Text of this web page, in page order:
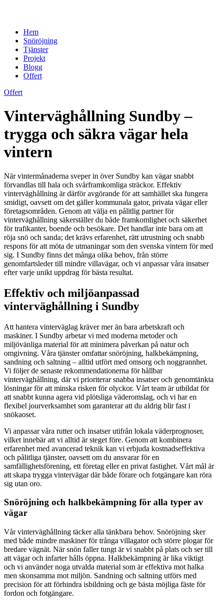
Hem
Snöröjning
Tjänster
Projekt
Blogg
Offert
Offert
Vinterväghållning Sundby –
trygga och säkra vägar hela
vintern
När vintermånaderna sveper in över Sundby kan vägar snabbt
förvandlas till hala och svårframkomliga sträckor. Effektiv
vinterväghållning är därför avgörande för att samhället ska fungera
smidigt, oavsett om det gäller kommunala gator, privata vägar eller
företagsområden. Genom att välja en pålitlig partner för
vinterväghållning säkerställer du både framkomlighet och säkerhet
för trafikanter, boende och besökare. Det handlar inte bara om att
röja snö och sanda; det krävs erfarenhet, rätt utrustning och snabb
respons för att möta de utmaningar som den svenska vintern för med
sig. I Sundby finns det många olika behov, från större
genomfartsleder till mindre villavägar, och vi anpassar våra insatser
efter varje unikt uppdrag för bästa resultat.
Effektiv och miljöanpassad
vinterväghållning i Sundby
Att hantera vinterväglag kräver mer än bara arbetskraft och
maskiner. I Sundby arbetar vi med moderna metoder och
miljövänliga material för att minimera påverkan på natur och
omgivning. Våra tjänster omfattar snöröjning, halkbekämpning,
sandning och saltning – alltid utfört med omsorg och noggrannhet.
Vi följer de senaste rekommendationerna för hållbar
vinterväghållning, där vi prioriterar snabba insatser och genomtänkta
lösningar för att minska risken för olyckor. Vårt team är utbildat för
att snabbt kunna agera vid plötsliga väderomslag, och vi har en
flexibel jourverksamhet som garanterar att du aldrig blir fast i
snökaoset.
Vi anpassar våra rutter och insatser utifrån lokala väderprognoser,
vilket innebär att vi alltid är steget före. Genom att kombinera
erfarenhet med avancerad teknik kan vi erbjuda kostnadseffektiva
och pålitliga tjänster, oavsett om du ansvarar för en
samfällighetsförening, ett företag eller en privat fastighet. Vårt mål är
att skapa trygga vintervägar där både förare och fotgängare kan röra
sig utan oro.
Snöröjning och halkbekämpning för alla typer av
vägar
Vår vinterväghållning täcker alla tänkbara behov. Snöröjning sker
med både mindre maskiner för trånga villagator och större plogar för
bredare vägnät. När snön faller tungt är vi snabbt på plats och ser till
att vägar och infarter hålls öppna. Halkbekämpning är lika viktigt
och vi använder noga utvalda material som är effektiva mot halka
men skonsamma mot miljön. Sandning och saltning utförs med
precision för att förhindra isbildning och ge bästa möjliga fäste för
fordon och fotgängare.